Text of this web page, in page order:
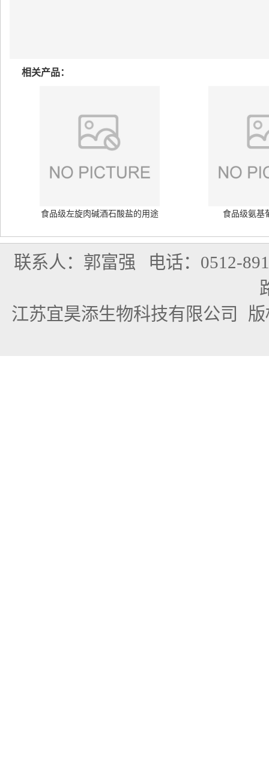
相关产品：
食品级左旋肉碱酒石酸盐的用途 食品级氨基
联系人：郭富强 电话：0512-
江苏宜昊添生物科技有限公司